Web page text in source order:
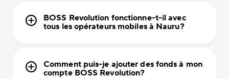
BOSS Revolution fonctionne-t-il avec
tous les opérateurs mobiles à Nauru?
Comment puis-je ajouter des fonds à mon
compte BOSS Revolution?